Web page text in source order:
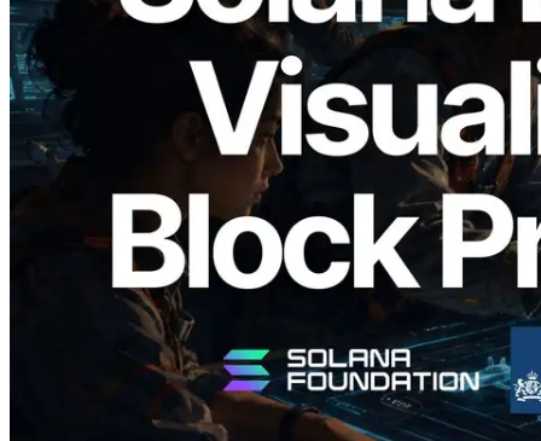
2026.05.24
Validators Solutions lance le Solana Block
Analyzer — Visualisation du temps de
production de bloc par slot et des
validateurs assignés